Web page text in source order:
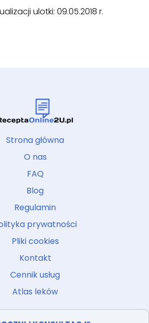
ulotki: 09.05.2018 r.
Strona główna
O nas
FAQ
Blog
Regulamin
prywatności
Pliki cookies
Kontakt
Cennik usług
Atlas leków